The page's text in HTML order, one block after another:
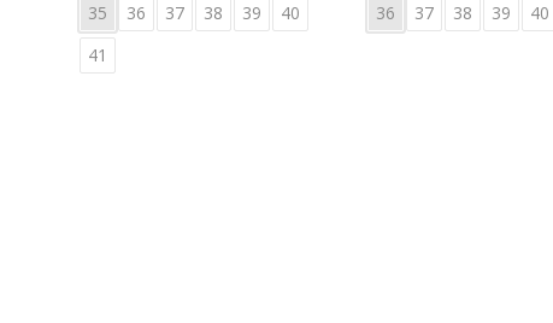
35 36 37 38 39
40
41
36 37 38 39 40